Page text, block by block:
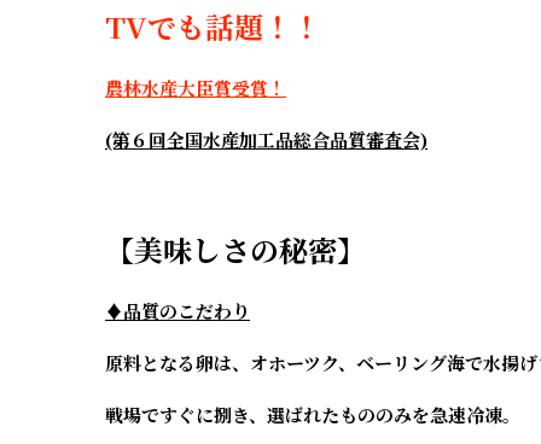
TVでも​話題！！
農林水産大臣賞受賞！
(第６回全国水産加工品総合品質審査会)
【美味しさの​秘密】
♦品質のこだわり
原料となる卵は、オホーツク、ベーリング海で水揚
戦場ですぐに捌き、選ばれたもののみを急速冷凍。